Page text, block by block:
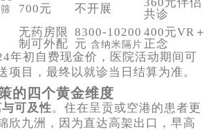
700元 不开展
共诊
无药房限
制可外配
8300-10200
元 含纳米隔片
400元VR＋
正念
年初自费现金价，医院活动期间可
项目，最终以就诊当日结算为准。
的四个黄金维度
可及性。住在呈贡或空港的患者更
欣九洲，因为直达高架出口，早高